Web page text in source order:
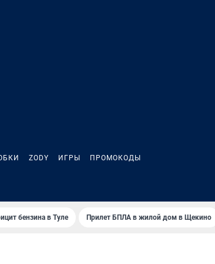
ZODY ИГРЫ ПРОМОКОДЫ
бензина в Туле Прилет БПЛА в жилой дом в Щекино